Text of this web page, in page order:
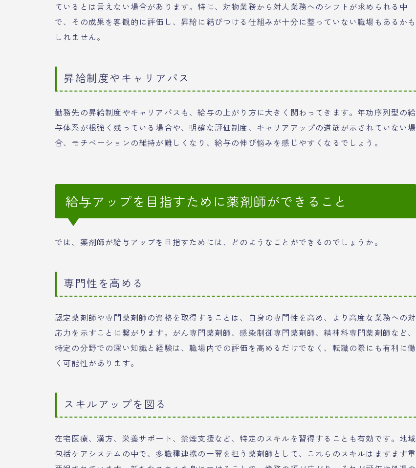
ているとは言えない場合があります。特に、対物業務から対人業務へのシフトが求められる中
で、その成果を客観的に評価し、昇給に結びつける仕組みが十分に整っていない職場もあるかも
しれません。
昇給制度やキャリアパス
勤務先の昇給制度やキャリアパスも、給与の上がり方に大きく関わってきます。年功序列型の給
与体系が根強く残っている場合や、明確な評価制度、キャリアアップの道筋が示されていない場
合、モチベーションの維持が難しくなり、給与の伸び悩みを感じやすくなるでしょう。
給与アップを目指すために薬剤師ができること
では、薬剤師が給与アップを目指すためには、どのようなことができるのでしょうか。
専門性を高める
認定薬剤師や専門薬剤師の資格を取得することは、自身の専門性を高め、より高度な業務への対
応力を示すことに繋がります。がん専門薬剤師、感染制御専門薬剤師、精神科専門薬剤師など、
特定の分野での深い知識と経験は、職場内での評価を高めるだけでなく、転職の際にも有利に働
く可能性があります。
スキルアップを図る
在宅医療、漢方、栄養サポート、禁煙支援など、特定のスキルを習得することも有効です。地域
包括ケアシステムの中で、多職種連携の一翼を担う薬剤師として、これらのスキルはますます重